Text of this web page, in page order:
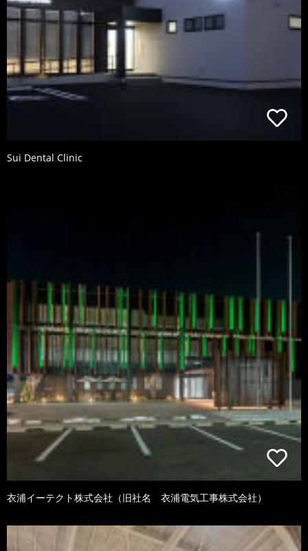
Sui Dental Clinic
衣浦イーテクト株式会社（旧社名 衣浦電気工事株式会社）